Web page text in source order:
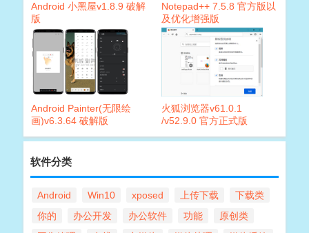
Android 小黑屋v1.8.9 破解
版
Notepad++ 7.5.8 官方版以
及优化增强版
Android Painter(无限绘
画)v6.3.64 破解版
火狐浏览器v61.0.1
/v52.9.0 官方正式版
软件分类
Android Win10 xposed 上传下载
下载类
你的
办公开发 办公软件 功能
原创类